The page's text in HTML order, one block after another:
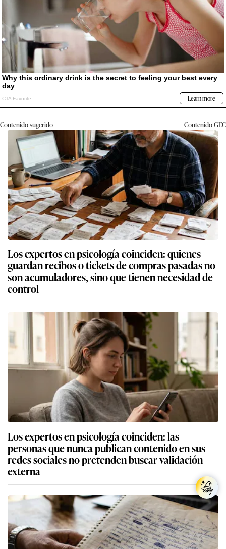
Contenido sugerido ContenidoGEC
Los expertos en psicología coinciden: quienes
guardan recibos o tickets de compras pasadas no
son acumuladores, sino que tienen necesidad de
control
Los expertos en psicología coinciden: las
personas que nunca publican contenido en sus
redes sociales no pretenden buscar validación
externa